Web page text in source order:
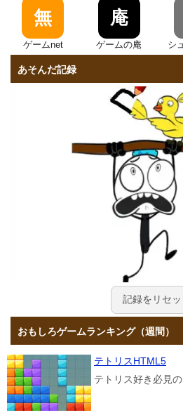
無
ゲームnet
庵
ゲームの庵 シ
あそんだ記録
記録をリセッ
おもしろゲームランキング（週間）
テトリスHTML5
テトリス好き必見